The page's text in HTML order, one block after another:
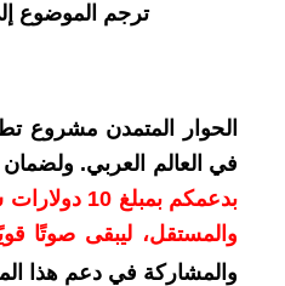
ترجم الموضوع
الحوار المتمدن مشروع
في العالم العربي.
بدعمكم
والمستقل، ليبقى صوتًا
والمشاركة في دعم هذا